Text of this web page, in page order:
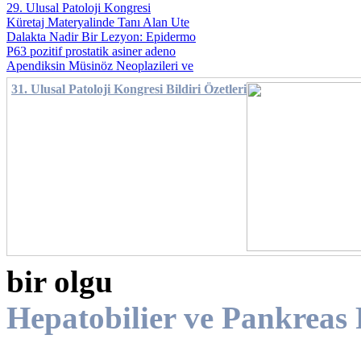
29. Ulusal Patoloji Kongresi
Küretaj Materyalinde Tanı Alan Ute
Dalakta Nadir Bir Lezyon: Epidermo
P63 pozitif prostatik asiner adeno
Apendiksin Müsinöz Neoplazileri ve
31. Ulusal Patoloji Kongresi Bildiri Özetleri
bir olgu
Hepatobilier ve Pankreas